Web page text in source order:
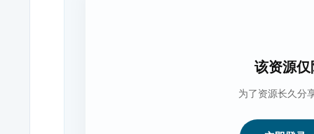
该资源
为了资源长久分